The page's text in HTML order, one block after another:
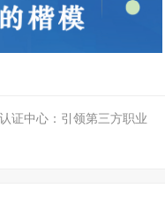
证中心：引领第三方职业